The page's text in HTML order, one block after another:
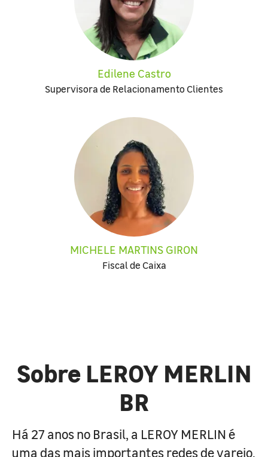
Edilene Castro
Supervisora de Relacionamento Clientes
MICHELE MARTINS GIRON
Fiscal de Caixa
Sobre LEROY MERLIN
BR
Há 27 anos no Brasil, a LEROY MERLIN é
uma das mais importantes redes de varejo,